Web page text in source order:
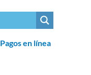
Pagos en línea